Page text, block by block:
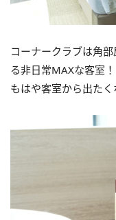
コーナークラブは角
る非日常MAXな客室
もはや客室から出たく